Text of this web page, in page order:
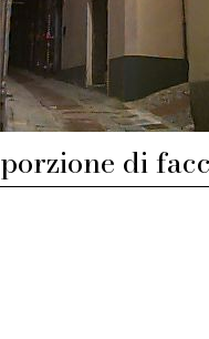
porzione di